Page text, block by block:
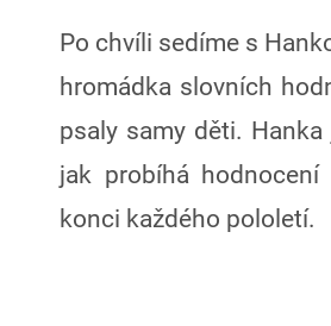
Po chvíli sedíme s
hromádka slovních
psaly samy děti.
jak probíhá
konci každého pololetí.